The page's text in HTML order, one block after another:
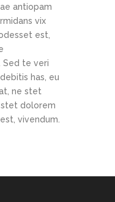
antiopam
vix
est,
Sed te veri
has, eu
ne stet
dolorem
vivendum.